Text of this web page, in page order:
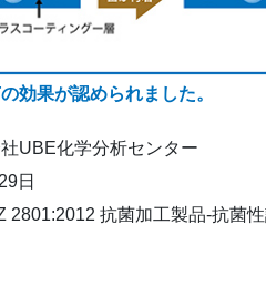
効果が認められました。
UBE化学分析センター
日
2801:2012 抗菌加工製品-抗菌